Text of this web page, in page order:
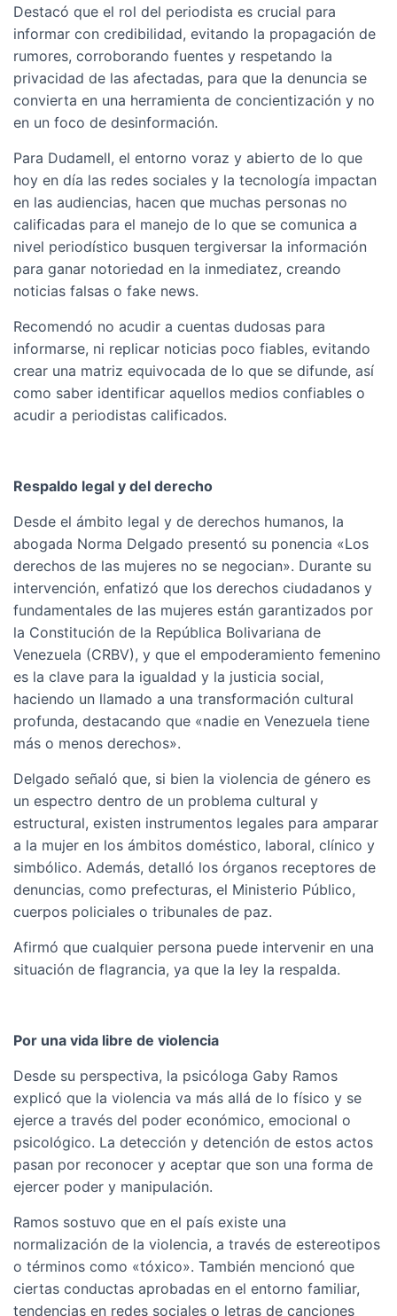
Destacó que el rol del periodista es crucial para
informar con credibilidad, evitando la propagación de
rumores, corroborando fuentes y respetando la
privacidad de las afectadas, para que la denuncia se
convierta en una herramienta de concientización y no
en un foco de desinformación.
Para Dudamell, el entorno voraz y abierto de lo que
hoy en día las redes sociales y la tecnología impactan
en las audiencias, hacen que muchas personas no
calificadas para el manejo de lo que se comunica a
nivel periodístico busquen tergiversar la información
para ganar notoriedad en la inmediatez, creando
noticias falsas o fake news.
Recomendó no acudir a cuentas dudosas para
informarse, ni replicar noticias poco fiables, evitando
crear una matriz equivocada de lo que se difunde, así
como saber identificar aquellos medios confiables o
acudir a periodistas calificados.
Respaldo legal y del derecho
Desde el ámbito legal y de derechos humanos, la
abogada Norma Delgado presentó su ponencia «Los
derechos de las mujeres no se negocian». Durante su
intervención, enfatizó que los derechos ciudadanos y
fundamentales de las mujeres están garantizados por
la Constitución de la República Bolivariana de
Venezuela (CRBV), y que el empoderamiento femenino
es la clave para la igualdad y la justicia social,
haciendo un llamado a una transformación cultural
profunda, destacando que «nadie en Venezuela tiene
más o menos derechos».
Delgado señaló que, si bien la violencia de género es
un espectro dentro de un problema cultural y
estructural, existen instrumentos legales para amparar
a la mujer en los ámbitos doméstico, laboral, clínico y
simbólico. Además, detalló los órganos receptores de
denuncias, como prefecturas, el Ministerio Público,
cuerpos policiales o tribunales de paz.
Afirmó que cualquier persona puede intervenir en una
situación de flagrancia, ya que la ley la respalda.
Por una vida libre de violencia
Desde su perspectiva, la psicóloga Gaby Ramos
explicó que la violencia va más allá de lo físico y se
ejerce a través del poder económico, emocional o
psicológico. La detección y detención de estos actos
pasan por reconocer y aceptar que son una forma de
ejercer poder y manipulación.
Ramos sostuvo que en el país existe una
normalización de la violencia, a través de estereotipos
o términos como «tóxico». También mencionó que
ciertas conductas aprobadas en el entorno familiar,
tendencias en redes sociales o letras de canciones